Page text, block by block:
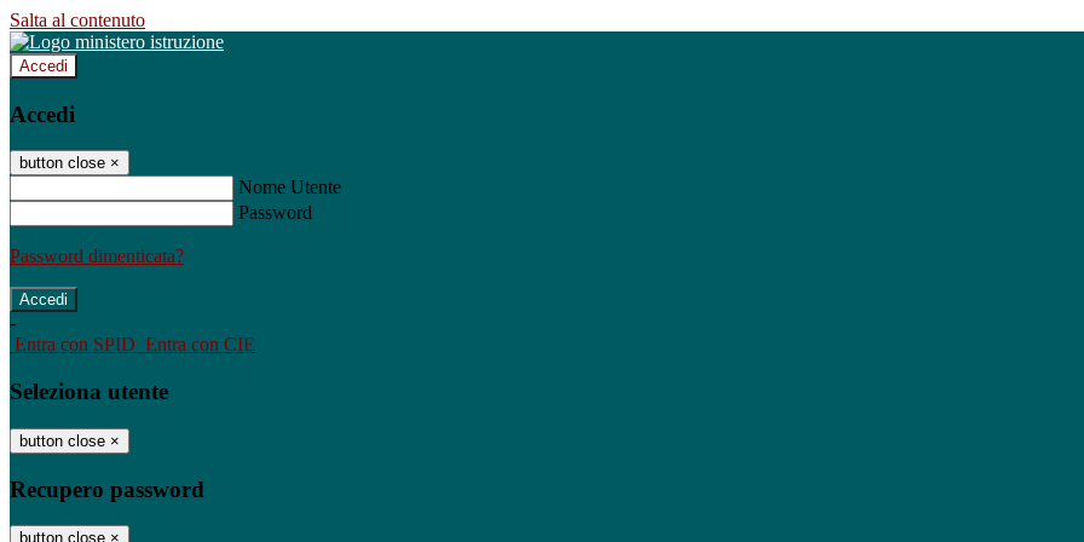
Salta al contenuto
Accedi
Accedi
button close ×
Nome Utente
Password
Password dimenticata?
-
Entra con SPID Entra con CIE
Seleziona utente
button close ×
Recupero password
button close ×